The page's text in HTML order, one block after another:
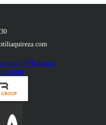
Whatsapp